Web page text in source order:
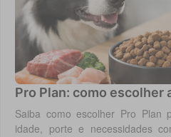
Pro Plan: como escolher
Saiba como escolher Pro Plan
idade, porte e necessidades